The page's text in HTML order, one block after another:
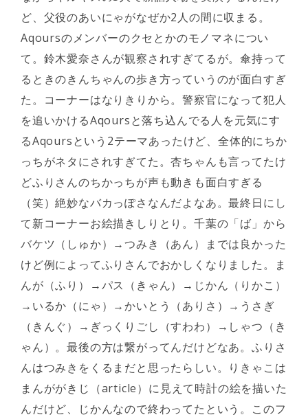
ど、父役のあいにゃがなぜか2人の間に収まる。
Aqoursのメンバーのクセとかのモノマネについ
て。鈴木愛奈さんが観察されすぎてるが。傘持って
るときのきんちゃんの歩き方っていうのが面白すぎ
た。コーナーはなりきりから。警察官になって犯人
を追いかけるAqoursと落ち込んでる人を元気にす
るAqoursという2テーマあったけど、全体的にちか
っちがネタにされすぎてた。杏ちゃんも言ってたけ
どふりさんのちかっちが声も動きも面白すぎる
（笑）絶妙なバカっぽさなんだよなあ。最終日にし
て新コーナーお絵描きしりとり。千葉の「ば」から
バケツ（しゅか）→つみき（あん）までは良かった
けど例によってふりさんでおかしくなりました。ま
んが（ふり）→パス（きゃん）→じかん（りかこ）
→いるか（にゃ）→かいとう（ありさ）→うさぎ
（きんぐ）→ぎっくりごし（すわわ）→しゃつ（き
ゃん）。最後の方は繋がってんだけどなあ。ふりさ
んはつみきをくるまだと思ったらしい。りきゃこは
まんががきじ（article）に見えて時計の絵を描いた
んだけど、じかんなので終わってたという。このフ